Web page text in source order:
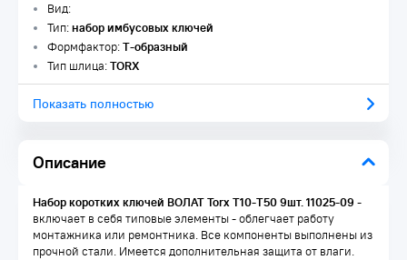
Описание
Вид:
Тип:набор имбусовых ключей
Формфактор:Т-образный
Тип шлица:TORX
Показать полностью
Набор коротких ключей ВОЛАТ Torx T10-T50 9шт. 11025-09 -
включает в себя типовые элементы - облегчает работу
монтажника или ремонтника. Все компоненты выполнены из
прочной стали. Имеется дополнительная защита от влаги.